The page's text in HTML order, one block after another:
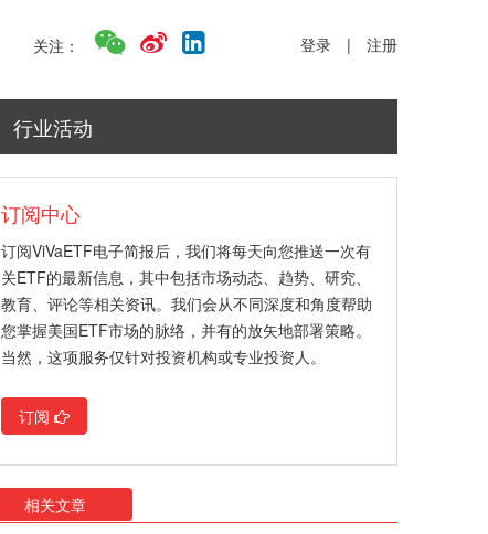
关注： 登录 | 注册
行业活动
订阅中心
订阅ViVaETF电子简报后，我们将每天向您推送一次有
关ETF的最新信息，其中包括市场动态、趋势、研究、
教育、评论等相关资讯。我们会从不同深度和角度帮助
您掌握美国ETF市场的脉络，并有的放矢地部署策略。
当然，这项服务仅针对投资机构或专业投资人。
订阅
相关文章